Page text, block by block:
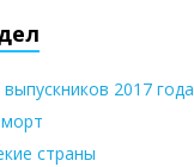
2017 года
страны